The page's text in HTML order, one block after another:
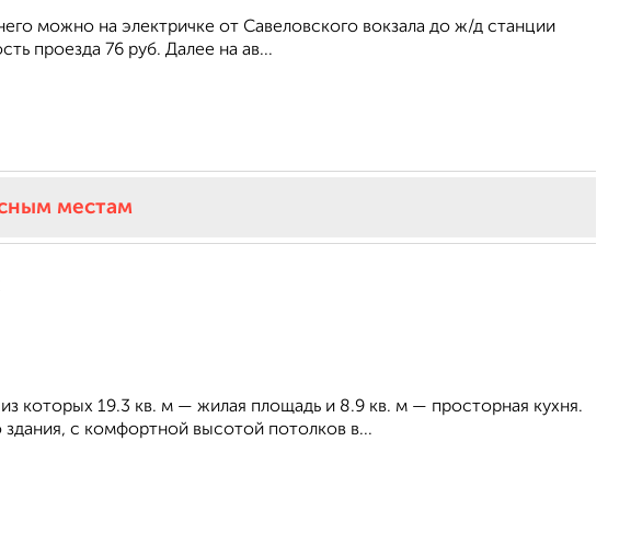
можно на электричке от Савеловского вокзала до ж/д станции
проезда 76 руб. Далее на ав...
местам
которых 19.3 кв. м — жилая площадь и 8.9 кв. м — просторная кухня.
с комфортной высотой потолков в...